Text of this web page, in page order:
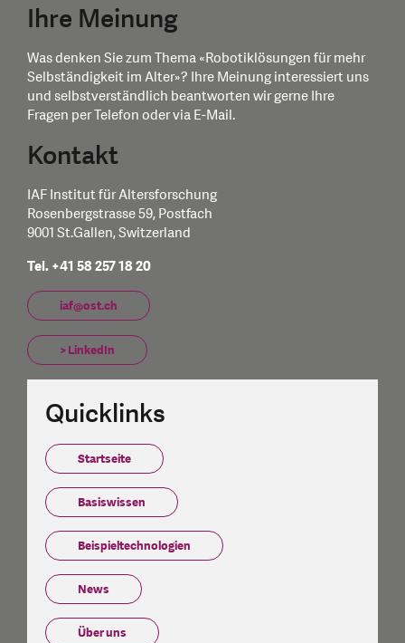
Ihre Meinung
Was denken Sie zum Thema «Robotiklösungen für mehr
Selbständigkeit im Alter»? Ihre Meinung interessiert uns
und selbstverständlich beantworten wir gerne Ihre
Fragen per Telefon oder via E-Mail.
Kontakt
IAF Institut für Altersforschung
Rosenbergstrasse 59, Postfach
9001 St.Gallen, Switzerland
Tel. +41 58 257 18 20
iaf@ost.ch
> LinkedIn
Quicklinks
Startseite
Basiswissen
Beispieltechnologien
News
Über uns